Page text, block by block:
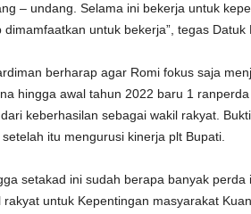
– undang. Selama ini bekerja untuk
dimamfaatkan untuk bekerja”, tegas Datuk
berharap agar Romi fokus saja
hingga awal tahun 2022 baru 1
keberhasilan sebagai wakil rakyat.
itu mengurusi kinerja plt Bupati.
setakad ini sudah berapa banyak
rakyat untuk Kepentingan masyarakat